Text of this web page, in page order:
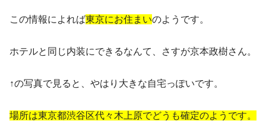
この情報によれば東京にお住まいのようです。
ホテルと同じ内装にできるなんて、さすが京本政樹さん。
↑の写真で見ると、やはり大きな自宅っぽいです。
場所は東京都渋谷区代々木上原でどうも確定のようです。